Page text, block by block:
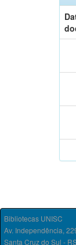
Bibliotecas UNISC
Av. Independência,
Santa Cruz do Sul -